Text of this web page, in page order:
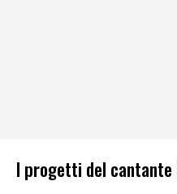
I progetti del cantante